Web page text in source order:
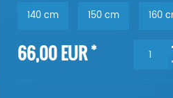
140 cm 150 cm 160
66,00 EUR*